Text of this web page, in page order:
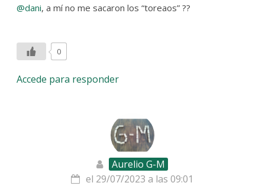
@dani, a mí no me sacaron los “toreaos” ??
0
Accede para responder
Aurelio G-M
el 29/07/2023 a las 09:01